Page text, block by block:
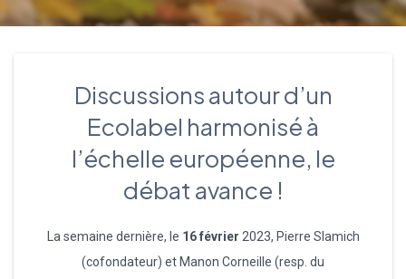
Discussions autour d’un
Ecolabel harmonisé à
l’échelle européenne, le
débat avance !
La semaine dernière, le 16 février 2023, Pierre Slamich
(cofondateur) et Manon Corneille (resp. du